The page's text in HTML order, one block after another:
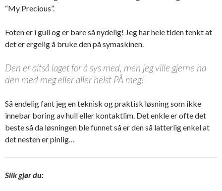
“My Precious”.
Foten er i gull og er bare så nydelig! Jeg har hele tiden tenkt at
det er ergelig å bruke den på symaskinen.
Den er altså laget for å sys med, men jeg ville gjerne ha
den med meg eller aller helst PÅ meg!
Så endelig fant jeg en teknisk og praktisk løsning som ikke
innebar boring av hull eller kontaktlim. Det enkle er ofte det
beste så da løsningen ble funnet så er den så latterlig enkel at
det nesten er pinlig…
Slik gjør du: